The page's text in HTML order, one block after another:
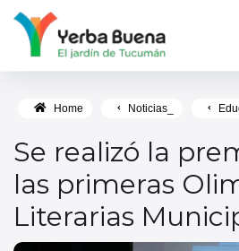
Home Noticias_
Se realizó la
las primeras
Literarias